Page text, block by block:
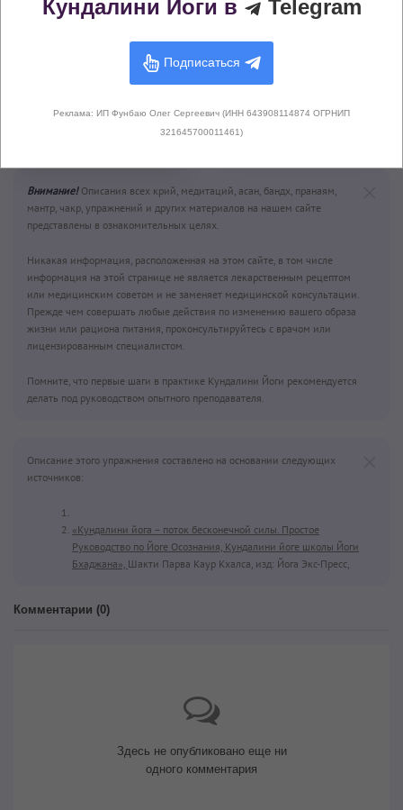
Искоренение
(Терминатор) эго (1-3
Терминатор эго стоя
3 мин–3 мин
Внимание!Описания всех крий, медитаций, асан, бандх, пранаям,
мантр, чакр, упражнений и других материалов на нашем сайте
представлены в ознакомительных целях.
Никакая информация, расположенная на этом сайте, в том числе
информация на этой странице не является лекарственным рецептом
или медицинским советом и не заменяет медицинской консультации.
Прежде чем совершать любые действия по изменению вашего образа
жизни или рациона питания, проконсультируйтесь с врачом или
лицензированным специалистом.
Помните, что первые шаги в практике Кундалини Йоги рекомендуется
делать под руководством опытного преподавателя.
Описание этого упражнения составлено на основании следующих
источников:
«Кундалини йога – поток бесконечной силы. Простое
Руководство по Йоге Осознания, Кундалини йоге школы Йоги
Бхаджана», Шакти Парва Каур Кхалса, изд: Йога Экс-Пресс,
Комментарии (0)
Здесь не опубликовано еще ни
одного комментария
Кундалини Йоги в Telegram
Подписаться
Реклама: ИП Фунбаю Олег Сергеевич (ИНН 643908114874 ОГРНИП
321645700011461)